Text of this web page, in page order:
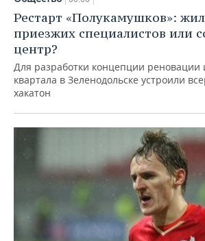
Рестарт «Полукамушков»:
приезжих специалистов или
центр?
Для разработки концепции реновации
квартала в Зеленодольске устроили
хакатон